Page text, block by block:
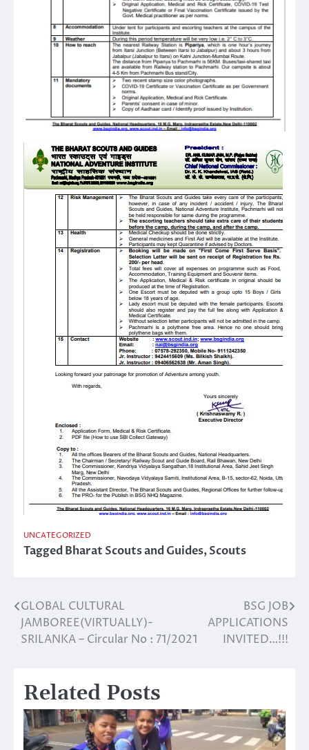
UNCATEGORIZED
TaggedBharat Scouts and Guides,Scouts
Post
navigation
GLOBAL CULTURAL
JAMBOREE(VIRTUALLY)-
SRILANKA – Circular No : 71/2021
BSG JOB
APPLICATIONS
INVITED…!!!
Related Posts